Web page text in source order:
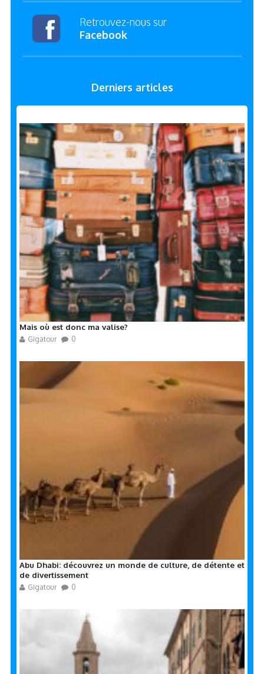
Retrouvez-nous sur
Facebook
Derniers articles
Mais où est donc ma valise?
Gigatour 0
Abu Dhabi: découvrez un monde de culture, de détente et
de divertissement
Gigatour 0